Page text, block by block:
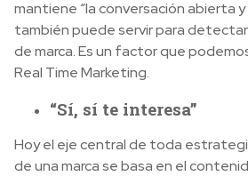
mantiene “la conversación abierta
también puede servir para detectar
de marca. Es un factor que
Real Time Marketing.
“Sí, sí te interesa”
Hoy el eje central de toda
de una marca se basa en el